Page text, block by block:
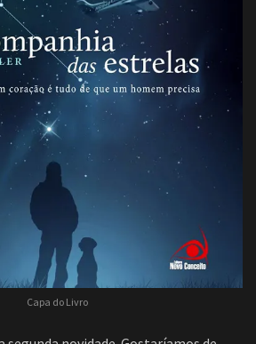
Capa do Livro